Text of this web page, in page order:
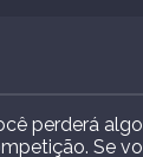
perderá
Se